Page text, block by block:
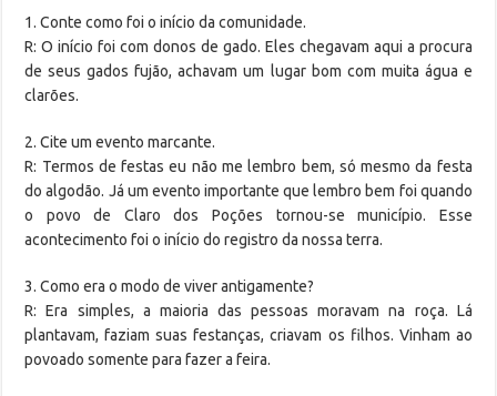
1. Conte como foi o início da comunidade.
R: O início foi com donos de gado. Eles chegavam aqui a procura
de seus gados fujão, achavam um lugar bom com muita água e
clarões.
2. Cite um evento marcante.
R: Termos de festas eu não me lembro bem, só mesmo da festa
do algodão. Já um evento importante que lembro bem foi quando
o povo de Claro dos Poções tornou-se município. Esse
acontecimento foi o início do registro da nossa terra.
3. Como era o modo de viver antigamente?
R: Era simples, a maioria das pessoas moravam na roça. Lá
plantavam, faziam suas festanças, criavam os filhos. Vinham ao
povoado somente para fazer a feira.